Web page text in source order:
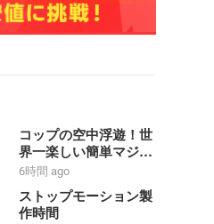
コップの空中浮遊！世
界一楽しい簡単マジッ
ク【種明かし】
6時間 ago
ストップモーション製
作時間